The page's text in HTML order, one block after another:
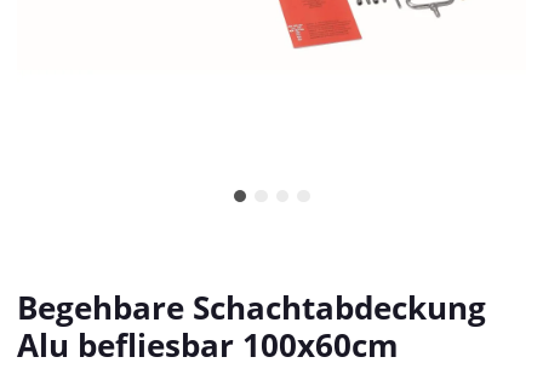
Begehbare Schachtabdeckung
Alu befliesbar 100x60cm